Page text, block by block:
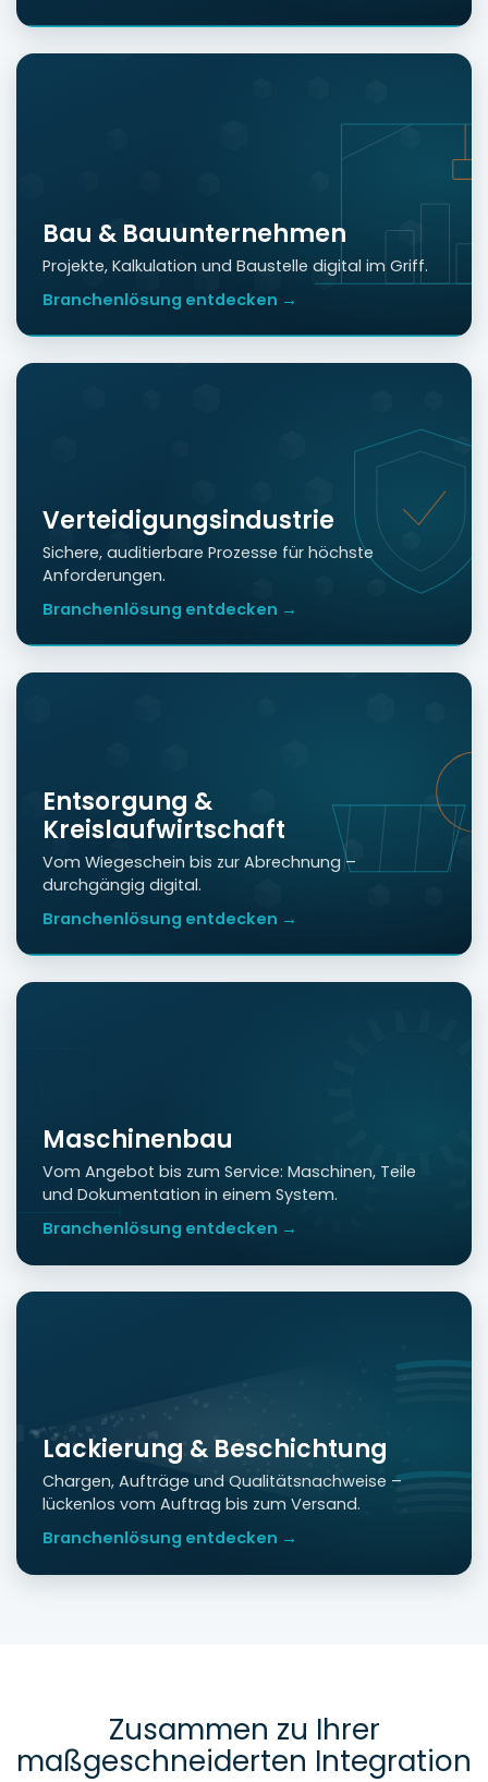
Bau & Bauunternehmen
Projekte, Kalkulation und Baustelle digital im Griff.
Branchenlösung entdecken →
Verteidigungsindustrie
Sichere, auditierbare Prozesse für höchste
Anforderungen.
Branchenlösung entdecken →
Entsorgung &
Kreislaufwirtschaft
Vom Wiegeschein bis zur Abrechnung –
durchgängig digital.
Branchenlösung entdecken →
Maschinenbau
Vom Angebot bis zum Service: Maschinen, Teile
und Dokumentation in einem System.
Branchenlösung entdecken →
Lackierung & Beschichtung
Chargen, Aufträge und Qualitätsnachweise –
lückenlos vom Auftrag bis zum Versand.
Branchenlösung entdecken →
Zusammen zu Ihrer
maßgeschneiderten Integration